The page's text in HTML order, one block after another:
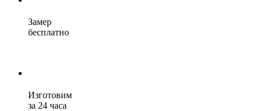
Замер
бесплатно
Изготовим
за 24 часа